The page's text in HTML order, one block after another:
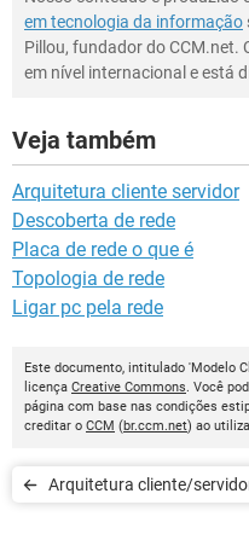
em tecnologia da informação
Pillou, fundador do CCM.net.
em nível internacional e está
Veja também
Arquitetura cliente servidor
Descoberta de rede
Placa de rede o que é
Topologia de rede
Ligar pc pela rede
Este documento, intitulado 'Modelo
licença Creative Commons. Você
página com base nas condições
creditar o CCM (br.ccm.net) ao
Arquitetura cliente/